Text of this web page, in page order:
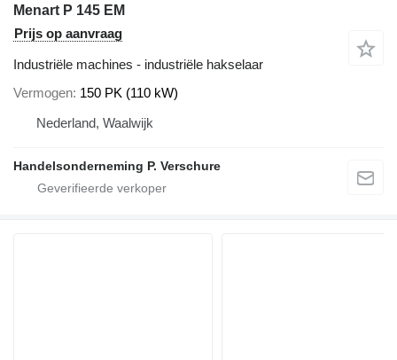
Menart P 145 EM
Prijs op aanvraag
Industriële machines - industriële hakselaar
Vermogen 150 PK (110 kW)
Nederland, Waalwijk
Handelsonderneming P. Verschure